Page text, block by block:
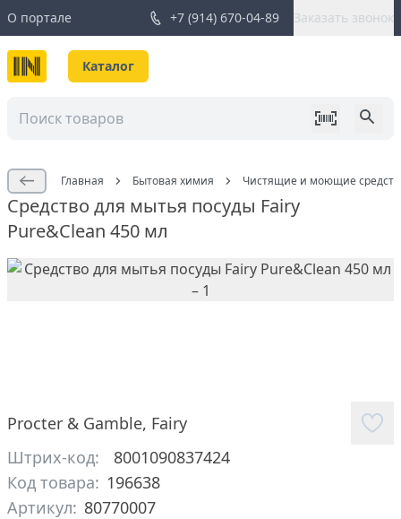
О портале +7 (914) 670-04-89 Заказать звонок
Каталог
Главная Бытовая химия Чистящие и моющие
Средство для мытья посуды Fairy
Pure&Clean 450 мл
Procter & Gamble, Fairy
Штрих-код:
8001090837424
Код товара: 196638
Артикул: 80770007